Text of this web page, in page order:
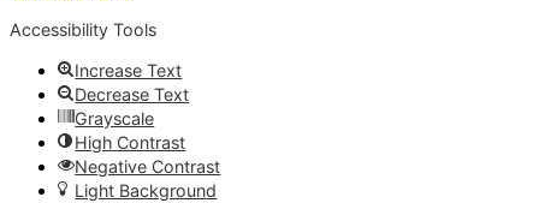
Accessibility Tools
Increase Text
Decrease Text
Grayscale
High Contrast
Negative Contrast
Light Background